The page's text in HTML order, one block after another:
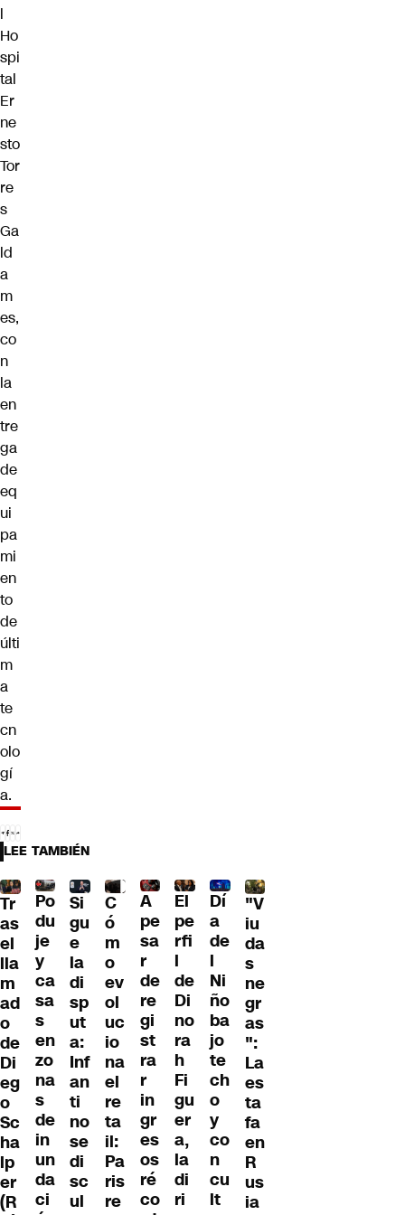
l
Ho
spi
tal
Er
ne
sto
Tor
re
s
Ga
ld
a
m
es,
co
n
la
en
tre
ga
de
eq
ui
pa
mi
en
to
de
últi
m
a
te
cn
olo
gí
a.
LEE TAMBIÉN
Tr
as
el
lla
m
ad
o
de
Di
eg
o
Sc
ha
lp
er
(R
Po
du
je
y
ca
sa
s
en
zo
na
s
de
in
un
da
ci
Si
gu
e
la
di
sp
ut
a:
Inf
an
ti
no
se
di
sc
ul
C
ó
m
o
ev
ol
uc
io
na
el
re
ta
il:
Pa
ris
re
A
pe
sa
r
de
re
gi
st
ra
r
in
gr
es
os
ré
co
El
pe
rfi
l
de
Di
no
ra
h
Fi
gu
er
a,
la
di
ri
Dí
a
de
l
Ni
ño
ba
jo
te
ch
o
y
co
n
cu
lt
"V
iu
da
s
ne
gr
as
":
La
es
ta
fa
en
R
us
ia